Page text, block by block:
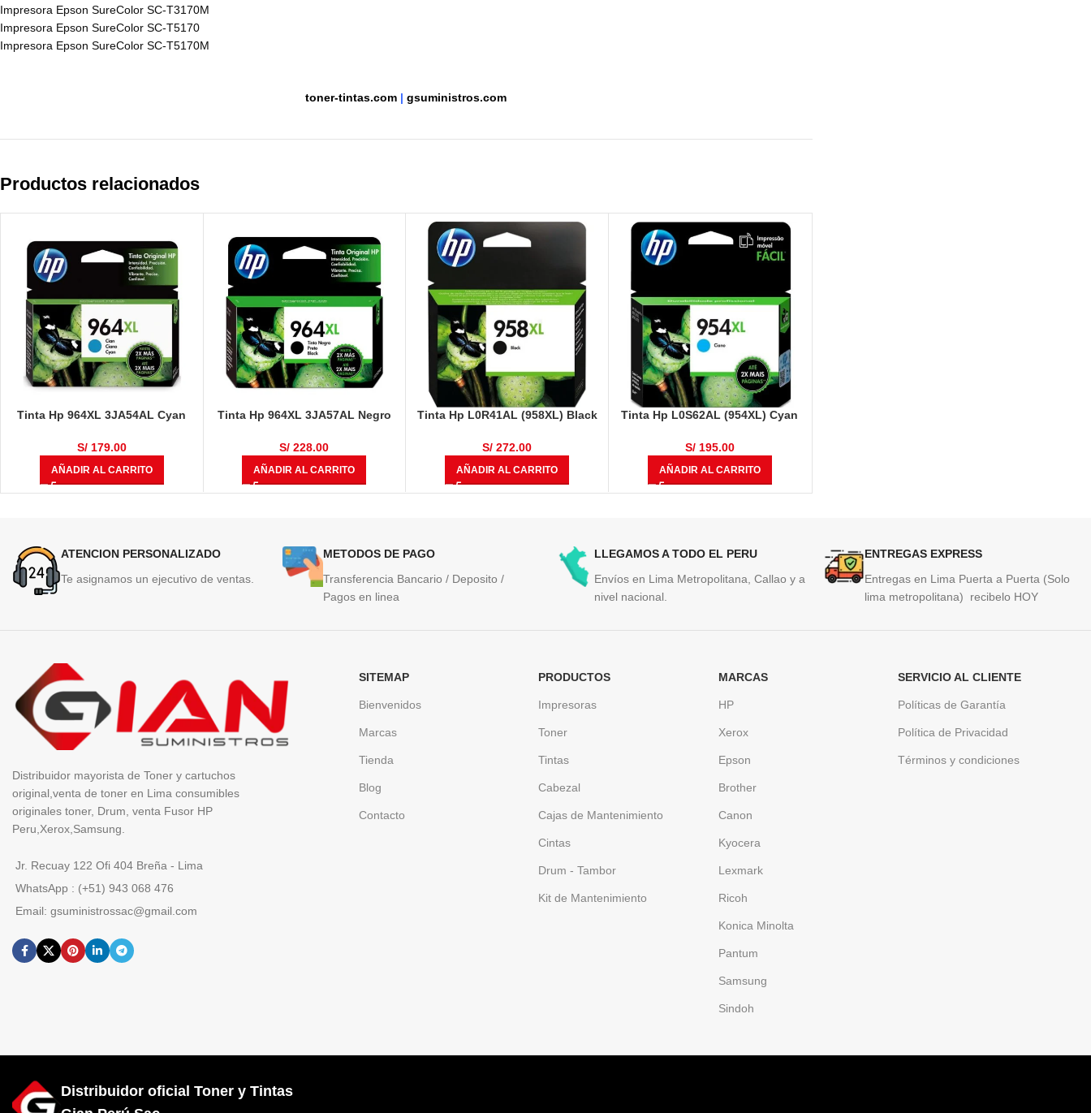
Impresora Epson SureColor SC-T3170M
Impresora Epson SureColor SC-T5170
Impresora Epson SureColor SC-T5170M
toner-tintas.com |gsuministros.com
Productos relacionados
Tinta Hp 964XL 3JA54AL Cyan
9018, 9020
S/179.00
AÑADIR AL CARRITO
Tinta Hp 964XL 3JA57AL Negro
9018, 9020
S/ 228.00
AÑADIR AL CARRITO
Tinta Hp L0R41AL (958XL) Black
S/ 272.00
AÑADIR AL CARRITO
Tinta Hp L0S62AL (954XL) Cyan
S/195.00
AÑADIR AL CARRITO
ATENCION PERSONALIZADO
Te asignamos un ejecutivo de ventas.
METODOS DE PAGO
Transferencia Bancario / Deposito /
Pagos en linea
LLEGAMOS A TODO EL PERU
Envíos en Lima Metropolitana, Callao y a
nivel nacional.
ENTREGAS EXPRESS
Entregas en Lima Puerta a Puerta (Solo
lima metropolitana) recibelo HOY
Distribuidor mayorista de Toner y cartuchos
original,venta de toner en Lima consumibles
originales toner, Drum, venta Fusor HP
Peru,Xerox,Samsung.
Jr. Recuay 122 Ofi 404 Breña - Lima
WhatsApp : (+51) 943 068 476
Email: gsuministrossac@gmail.com
SITEMAP
Bienvenidos
Marcas
Tienda
Blog
Contacto
PRODUCTOS
Impresoras
Toner
Tintas
Cabezal
Cajas de Mantenimiento
Cintas
Drum - Tambor
Kit de Mantenimiento
MARCAS
HP
Xerox
Epson
Brother
Canon
Kyocera
Lexmark
Ricoh
Konica Minolta
Pantum
Samsung
Sindoh
SERVICIO AL CLIENTE
Políticas de Garantía
Política de Privacidad
Términos y condiciones
Distribuidor oficial Toner y Tintas